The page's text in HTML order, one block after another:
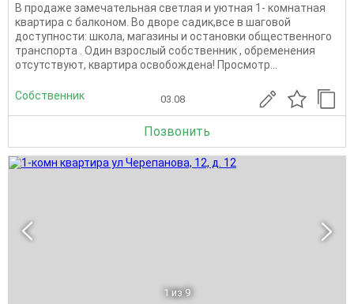
В продаже замечательная светлая и уютная 1- комнатная
квартира с балконом. Во дворе садик,все в шаговой
доступности: школа, магазины и остановки общественного
транспорта . Один взрослый собственник , обременения
отсутствуют, квартира освобождена! Просмотр...
Собственник 03.08
Позвонить
1 из 9